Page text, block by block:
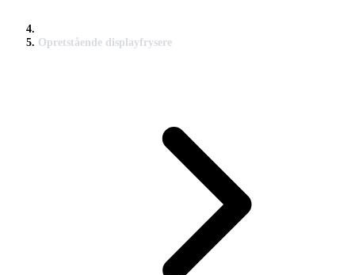
Opretstående displayfrysere